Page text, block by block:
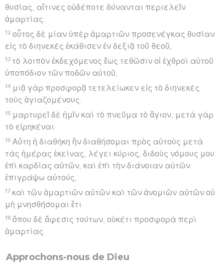
θυσίας, αἵτινες οὐδέποτε δύνανται περιελεῖν
ἁμαρτίας.
12 οὗτος δὲ μίαν ὑπὲρ ἁμαρτιῶν προσενέγκας θυσίαν
εἰς τὸ διηνεκὲς ἐκάθισεν ἐν δεξιᾷ τοῦ θεοῦ,
13 τὸ λοιπὸν ἐκδεχόμενος ἕως τεθῶσιν οἱ ἐχθροὶ αὐτοῦ
ὑποπόδιον τῶν ποδῶν αὐτοῦ,
14 μιᾷ γὰρ προσφορᾷ τετελείωκεν εἰς τὸ διηνεκὲς
τοὺς ἁγιαζομένους.
15 μαρτυρεῖ δὲ ἡμῖν καὶ τὸ πνεῦμα τὸ ἅγιον, μετὰ γὰρ
τὸ εἰρηκέναι·
16 Αὕτη ἡ διαθήκη ἣν διαθήσομαι πρὸς αὐτοὺς μετὰ
τὰς ἡμέρας ἐκείνας, λέγει κύριος, διδοὺς νόμους μου
ἐπὶ καρδίας αὐτῶν, καὶ ἐπὶ τὴν διάνοιαν αὐτῶν
ἐπιγράψω αὐτούς,
17 καὶ τῶν ἁμαρτιῶν αὐτῶν καὶ τῶν ἀνομιῶν αὐτῶν οὐ
μὴ μνησθήσομαι ἔτι·
18 ὅπου δὲ ἄφεσις τούτων, οὐκέτι προσφορὰ περὶ
ἁμαρτίας.
Approchons-nous de Dieu